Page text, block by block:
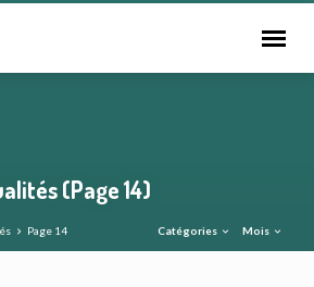
(Page 14)
Page 14 Catégories Mois